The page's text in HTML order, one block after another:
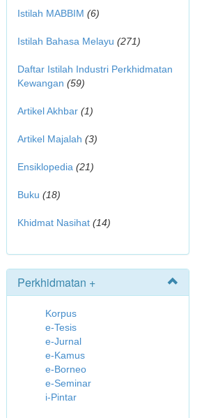
Istilah MABBIM (6)
Istilah Bahasa Melayu (271)
Daftar Istilah Industri Perkhidmatan
Kewangan (59)
Artikel Akhbar (1)
Artikel Majalah (3)
Ensiklopedia (21)
Buku (18)
Khidmat Nasihat (14)
Perkhidmatan +
Korpus
e-Tesis
e-Jurnal
e-Kamus
e-Borneo
e-Seminar
i-Pintar